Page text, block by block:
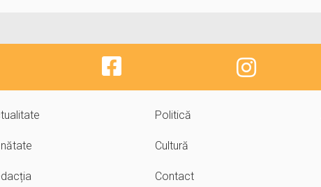
Politică
Cultură
Contact